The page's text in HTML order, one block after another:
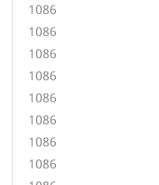
1086
1086
1086
1086
1086
1086
1086
1086